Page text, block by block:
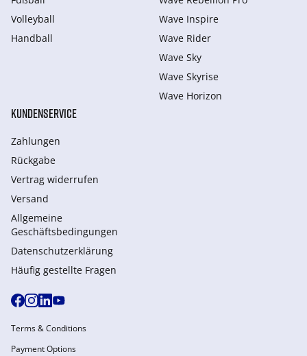
Volleyball
Handball
Wave Inspire
Wave Rider
Wave Sky
Wave Skyrise
Wave Horizon
KUNDENSERVICE
Zahlungen
Rückgabe
Vertrag widerrufen
Versand
Allgemeine
Geschäftsbedingungen
Datenschutzerklärung
Häufig gestellte Fragen
Terms & Conditions
Payment Options